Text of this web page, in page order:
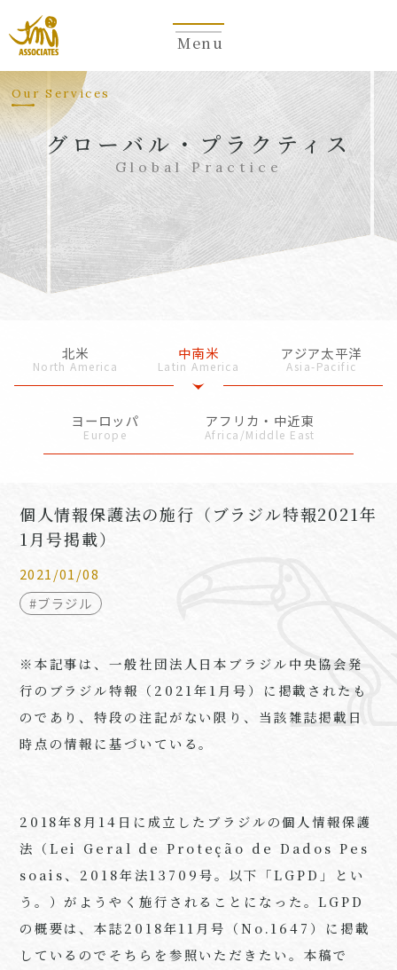
Menu
Our Services
グローバル・プラクティス
Global Practice
北米
North America
中南米
Latin America
アジア太平洋
Asia-Pacific
ヨーロッパ
Europe
アフリカ・中近東
Africa/Middle East
個人情報保護法の施行（ブラジル特報2021年
1月号掲載）
2021/01/08
#ブラジル
※本記事は、一般社団法人日本ブラジル中央協会発
行のブラジル特報（ 2021年1 月号）に掲載されたも
のであり、特段の注記がない限り、当該雑誌掲載日
時点の情報に基づいている。
2018年8 月 14 日に成立したブラジルの個人情報保護
法（Lei Geral de Proteção de Dados Pes
soais、 2018年法13709号。以下「LGPD 」とい
う。）がようやく施行されることになった。LGPD
の概要は、本誌2018年11 月号（No.1647 ）に掲載
しているのでそちらを参照いただきたい。本稿で